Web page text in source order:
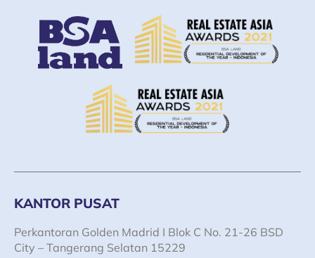
KANTOR PUSAT
Perkantoran Golden Madrid I Blok C No. 21-26 BSD
City – Tangerang Selatan 15229